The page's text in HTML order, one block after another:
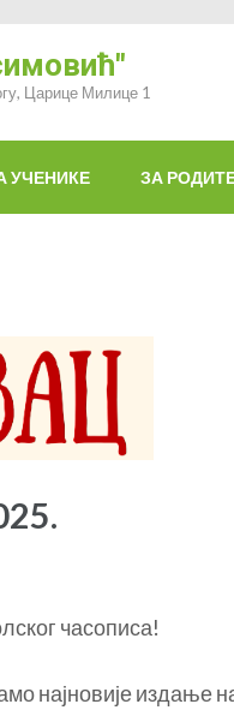
Царице Милице 1
УЧЕНИКЕ ЗА
часописа!
најновије издање